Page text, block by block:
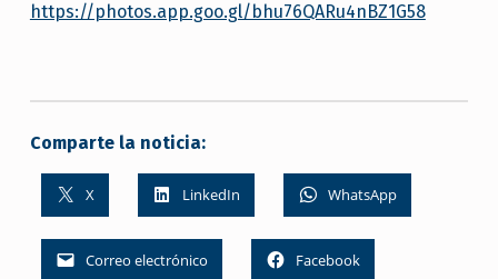
https://photos.app.goo.gl/bhu76QARu4nBZ1G58
Comparte la noticia:
X LinkedIn WhatsApp
Correo electrónico Facebook